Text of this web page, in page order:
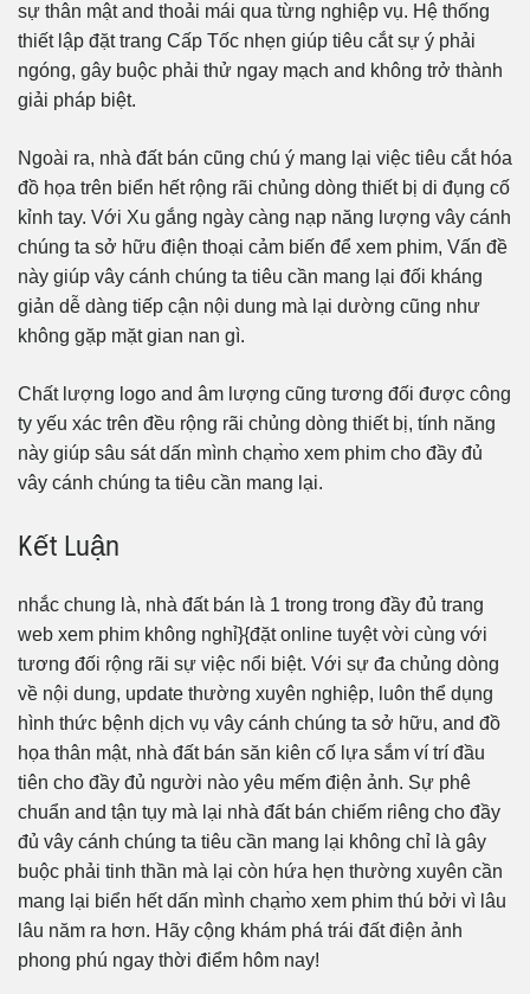
sự thân mật and thoải mái qua từng nghiệp vụ. Hệ thống
thiết lập đặt trang Cấp Tốc nhẹn giúp tiêu cắt sự ý phải
ngóng, gây buộc phải thử ngay mạch and không trở thành
giải pháp biệt.
Ngoài ra, nhà đất bán cũng chú ý mang lại việc tiêu cắt hóa
đồ họa trên biển hết rộng rãi chủng dòng thiết bị di đụng cố
kỉnh tay. Với Xu gắng ngày càng nạp năng lượng vây cánh
chúng ta sở hữu điện thoại cảm biến để xem phim, Vấn đề
này giúp vây cánh chúng ta tiêu cần mang lại đối kháng
giản dễ dàng tiếp cận nội dung mà lại dường cũng như
không gặp mặt gian nan gì.
Chất lượng logo and âm lượng cũng tương đối được công
ty yếu xác trên đều rộng rãi chủng dòng thiết bị, tính năng
này giúp sâu sát dấn mình chạm̀o xem phim cho đầy đủ
vây cánh chúng ta tiêu cần mang lại.
Kết Luận
nhắc chung là, nhà đất bán là 1 trong trong đầy đủ trang
web xem phim không nghỉ}{đặt online tuyệt vời cùng với
tương đối rộng rãi sự việc nổi biệt. Với sự đa chủng dòng
về nội dung, update thường xuyên nghiệp, luôn thể dụng
hình thức bệnh dịch vụ vây cánh chúng ta sở hữu, and đồ
họa thân mật, nhà đất bán săn kiên cố lựa sắm ví trí đầu
tiên cho đầy đủ người nào yêu mếm điện ảnh. Sự phê
chuẩn and tận tụy mà lại nhà đất bán chiếm riêng cho đầy
đủ vây cánh chúng ta tiêu cần mang lại không chỉ là gây
buộc phải tinh thần mà lại còn hứa hẹn thường xuyên cần
mang lại biển hết dấn mình chạm̀o xem phim thú bởi vì lâu
lâu năm ra hơn. Hãy cộng khám phá trái đất điện ảnh
phong phú ngay thời điểm hôm nay!